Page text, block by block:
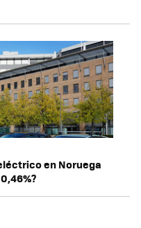
en Noruega